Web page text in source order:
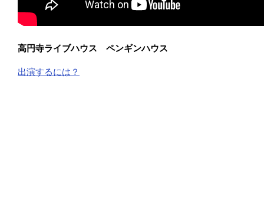
高円寺ライブハウス ペンギンハウス
出演するには？